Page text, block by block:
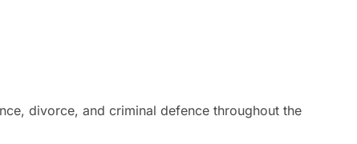
divorce, and criminal defence throughout the